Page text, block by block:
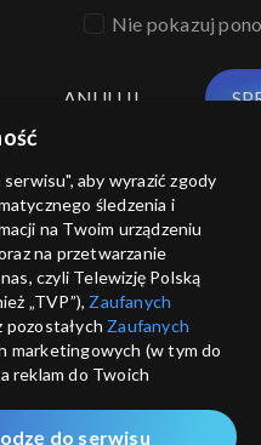
Nie pokazuj
ANULUJ
aby wyrazić zgody
śledzenia i
na Twoim urządzeniu
na przetwarzanie
czyli Telewizję Polską
„TVP”), Zaufanych
pozostałych Zaufanych
marketingowych (w tym do
reklam do Twoich
na udostępnianie
do serwisu